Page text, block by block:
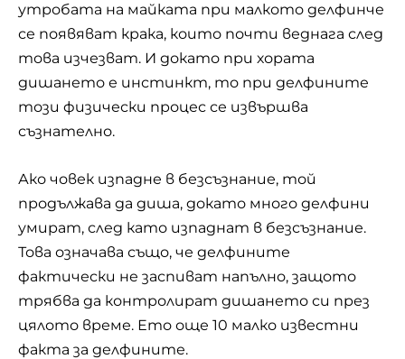
утробата на майката при малкото делфинче
се появяват крака, които почти веднага след
това изчезват. И докато при хората
дишането е инстинкт, то при делфините
този физически процес се извършва
съзнателно.
Ако човек изпадне в безсъзнание, той
продължава да диша, докато много делфини
умират, след като изпаднат в безсъзнание.
Това означава също, че делфините
фактически не заспиват напълно, защото
трябва да контролират дишането си през
цялото време. Ето още 10 малко известни
факта за делфините.